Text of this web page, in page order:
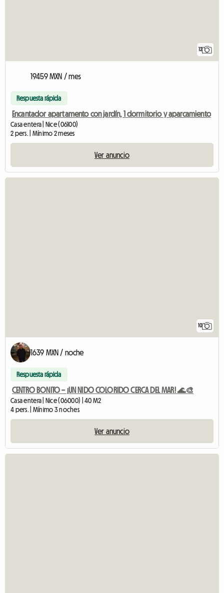
12
19459 MXN / mes
Respuesta rápida
Encantador apartamento con jardín, 1 dormitorio y aparcamiento
Casa entera | Nice (06100)
2 pers. | Mínimo 2 meses
Ver anuncio
10
1639 MXN / noche
Respuesta rápida
CENTRO BONITO – ¡UN NIDO COLORIDO CERCA DEL MAR! 🌊🎨
Casa entera | Nice (06000) | 40 M2
4 pers. | Mínimo 3 noches
Ver anuncio